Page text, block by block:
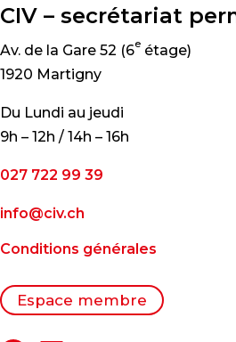
CIV – secrétariat
Av. de la Gare 52 (6e étage)
1920 Martigny
Du Lundi au jeudi
9h – 12h / 14h – 16h
027 722 99 39
info@civ.ch
Conditions générales
Espace membre